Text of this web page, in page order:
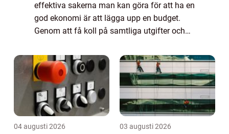
effektiva sakerna man kan göra för att ha en
god ekonomi är att lägga upp en budget.
Genom att få koll på samtliga utgifter och
04 augusti 2026 03 augusti 2026